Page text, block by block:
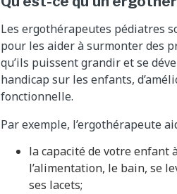
Les ergothérapeutes pédiatres
pour les aider à surmonter des
qu’ils puissent grandir et se
handicap sur les enfants,
fonctionnelle.
Par exemple, l’ergothérapeute
la capacité de votre enfant
l’alimentation, le bain, se
ses lacets;